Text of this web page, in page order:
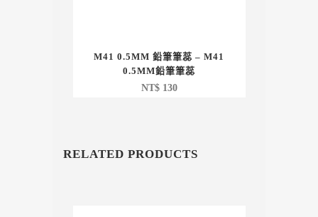
M41 0.5MM 鉛筆筆蕊 – M41
0.5MM鉛筆筆蕊
NT$130
RELATED PRODUCTS